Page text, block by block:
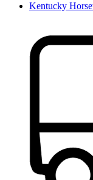
Kentucky